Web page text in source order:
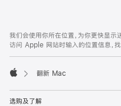
页
页
脚
注
我们会使用你所在位置，为你更快显示
访问 Apple 网站时输入的位置信息，找
翻新 Mac
选购及了解